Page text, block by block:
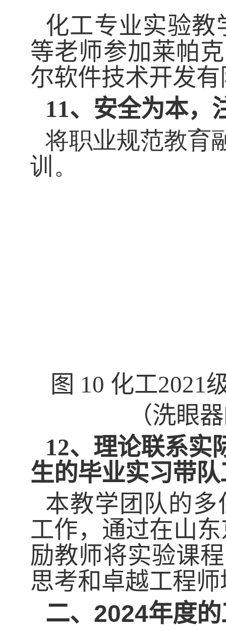
化工专业实验教
等老师参加莱帕
尔软件技术开发
11、安全为本，
将职业规范教育
训。
图 10 化工2021
（洗眼
12、 理论联系实
生的毕业实习带
本教学团队的
工作，通过在山
励教师将实验课
思考和卓越工程
二、 2024年度